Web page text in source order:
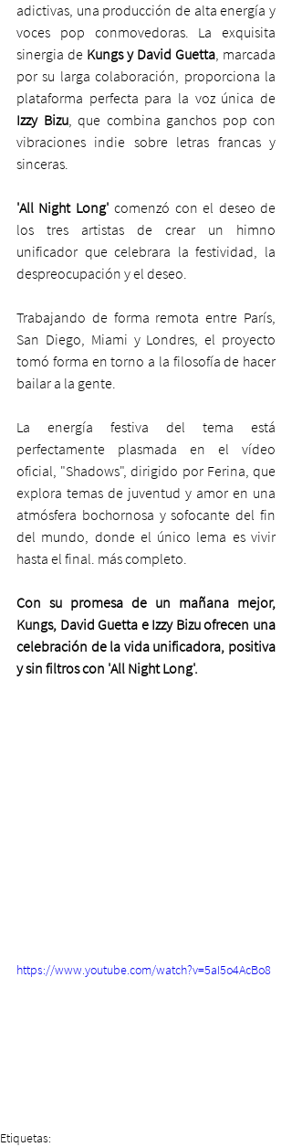
adictivas, una producción de alta energía y
voces pop conmovedoras. La exquisita
sinergia de Kungs y David Guetta, marcada
por su larga colaboración, proporciona la
plataforma perfecta para la voz única de
Izzy Bizu, que combina ganchos pop con
vibraciones indie sobre letras francas y
sinceras.
'All Night Long' comenzó con el deseo de
los tres artistas de crear un himno
unificador que celebrara la festividad, la
despreocupación y el deseo.
Trabajando de forma remota entre París,
San Diego, Miami y Londres, el proyecto
tomó forma en torno a la filosofía de hacer
bailar a la gente.
La energía festiva del tema está
perfectamente plasmada en el vídeo
oficial, "Shadows", dirigido por Ferina, que
explora temas de juventud y amor en una
atmósfera bochornosa y sofocante del fin
del mundo, donde el único lema es vivir
hasta el final. más completo.
Con su promesa de un mañana mejor,
Kungs, David Guetta e Izzy Bizu ofrecen una
celebración de la vida unificadora, positiva
y sin filtros con 'All Night Long'.
https://www.youtube.com/watch?v=5aI5o4AcBo8
Etiquetas: